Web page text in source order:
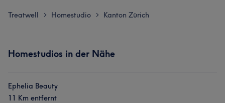
Treatwell > Homestudio > Kanton Zürich
Homestudios in der Nähe
Ephelia Beauty
11 Km entfernt